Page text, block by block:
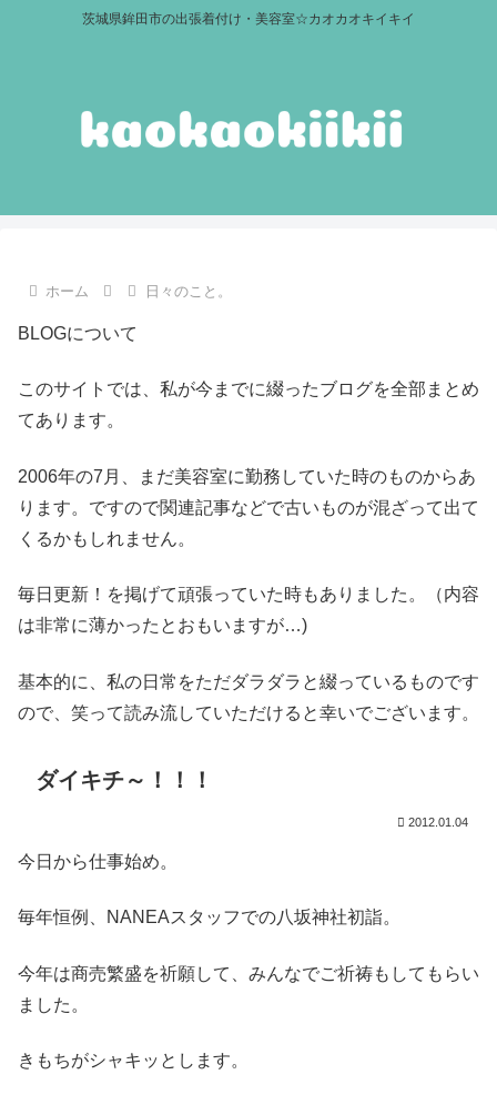
茨城県鉾田市の出張着付け・美容室☆カオカオキイキイ
ホーム 日々のこと。
BLOGについて
このサイトでは、私が今までに綴ったブログを全部まとめ
てあります。
2006年の7月、まだ美容室に勤務していた時のものからあ
ります。ですので関連記事などで古いものが混ざって出て
くるかもしれません。
毎日更新！を掲げて頑張っていた時もありました。（内容
は非常に薄かったとおもいますが…)
基本的に、私の日常をただダラダラと綴っているものです
ので、笑って読み流していただけると幸いでございます。
ダイキチ～！！！
2012.01.04
今日から仕事始め。
毎年恒例、NANEAスタッフでの八坂神社初詣。
今年は商売繁盛を祈願して、みんなでご祈祷もしてもらい
ました。
きもちがシャキッとします。